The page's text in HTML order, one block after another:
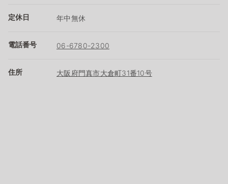
定休日 年中無休
電話番号 06-6780-2300
住所 大阪府門真市大倉町31番10号